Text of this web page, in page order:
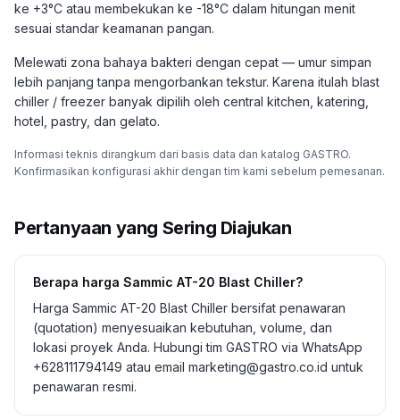
ke +3°C atau membekukan ke -18°C dalam hitungan menit
sesuai standar keamanan pangan.
Melewati zona bahaya bakteri dengan cepat — umur simpan
lebih panjang tanpa mengorbankan tekstur. Karena itulah blast
chiller / freezer banyak dipilih oleh central kitchen, katering,
hotel, pastry, dan gelato.
Informasi teknis dirangkum dari basis data dan katalog GASTRO.
Konfirmasikan konfigurasi akhir dengan tim kami sebelum pemesanan.
Pertanyaan yang Sering Diajukan
Berapa harga Sammic AT-20 Blast Chiller?
Harga Sammic AT-20 Blast Chiller bersifat penawaran
(quotation) menyesuaikan kebutuhan, volume, dan
lokasi proyek Anda. Hubungi tim GASTRO via WhatsApp
+628111794149 atau email marketing@gastro.co.id untuk
penawaran resmi.